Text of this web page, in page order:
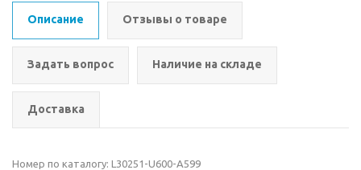
Описание Отзывы о товаре
Задать вопрос Наличие на складе
Доставка
Номер по каталогу: L30251-U600-A599